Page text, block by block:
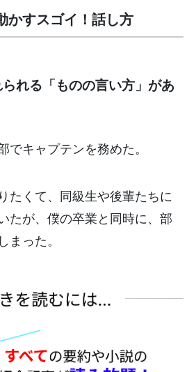
かすスゴイ！話し方
れる「ものの言い方」があ
でキャプテンを務めた。
たくて、同級生や後輩たちに
たが、僕の卒業と同時に、部
まった。